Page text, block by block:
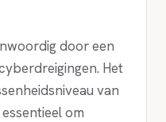
door een
Het
van
om